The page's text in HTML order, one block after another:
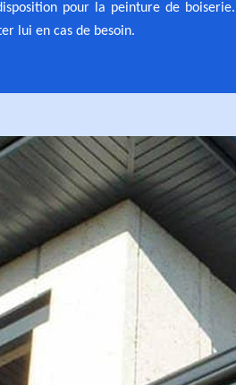
pour la peinture de boiserie.
lui en cas de besoin.